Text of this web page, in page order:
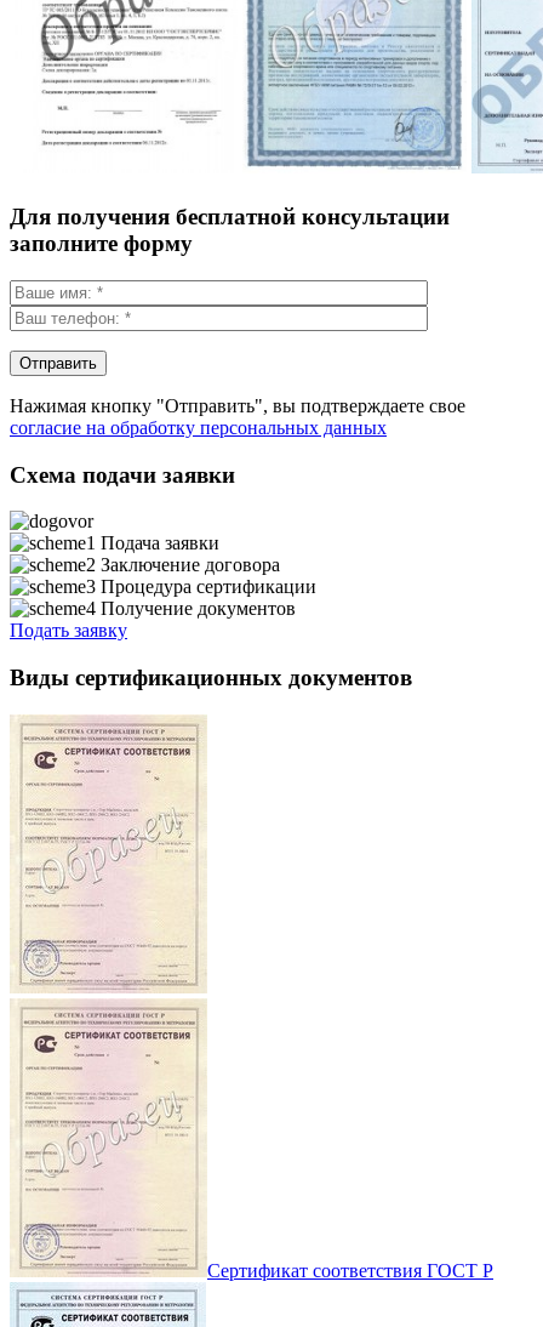
Для получения бесплатной консультации
заполните форму
Нажимая кнопку "Отправить", вы подтверждаете свое
согласие на обработку персональных данных
Схема подачи заявки
Подача заявки
Заключение договора
Процедура сертификации
Получение документов
Подать заявку
Виды сертификационных документов
Сертификат соответствия ГОСТ Р